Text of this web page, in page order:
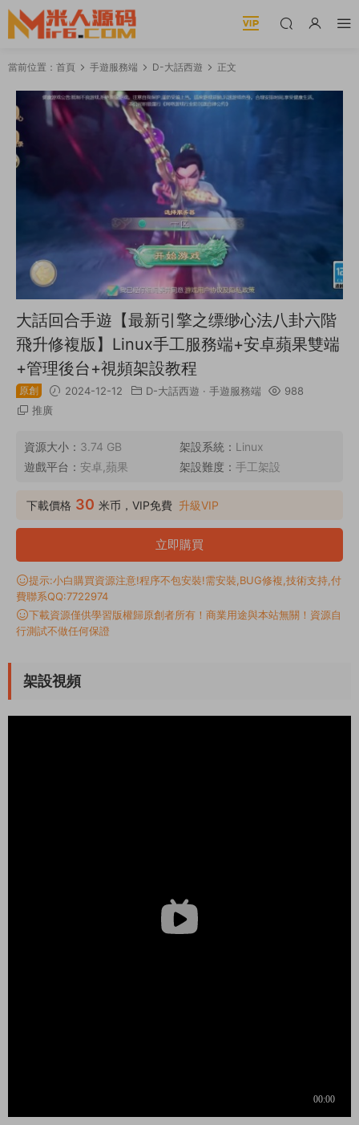
當前位置： 首頁 手遊服務端 D-大話西遊 正文
大話回合手遊【最新引擎之缥缈心法八卦六階
飛升修複版】Linux手工服務端+安卓蘋果雙端
+管理後台+視頻架設教程
原創 2024-12-12 D-大話西遊 · 手遊服務端
988
推廣
資源大小： 3.74 GB 架設系統： Linux
遊戲平台： 安卓,蘋果 架設難度： 手工架設
下載價格 30 米币，VIP免費 升級VIP
立即購買
提示:小白購買資源注意!程序不包安裝!需安裝,BUG修複,技術支持,付
費聯系QQ:7722974
下載資源僅供學習版權歸原創者所有！商業用途與本站無關！資源自
行測試不做任何保證
架設視頻